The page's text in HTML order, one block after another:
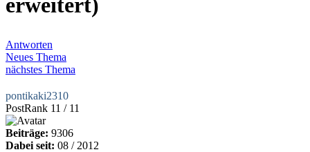
erweitert)
Antworten
Neues Thema
nächstes Thema
pontikaki2310
PostRank 11 / 11
Beiträge: 9306
Dabei seit: 08 / 2012